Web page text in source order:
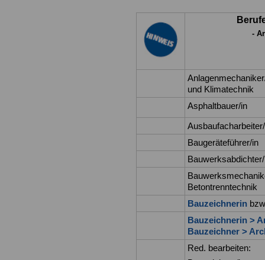
-
und Klimatechnik
Asphaltbauer/in
Baugeräteführer/in
Betontrenntechnik
Bauzeichnerin
Bauzeichnerin >
Bauzeichner >
Red. bearbeiten: